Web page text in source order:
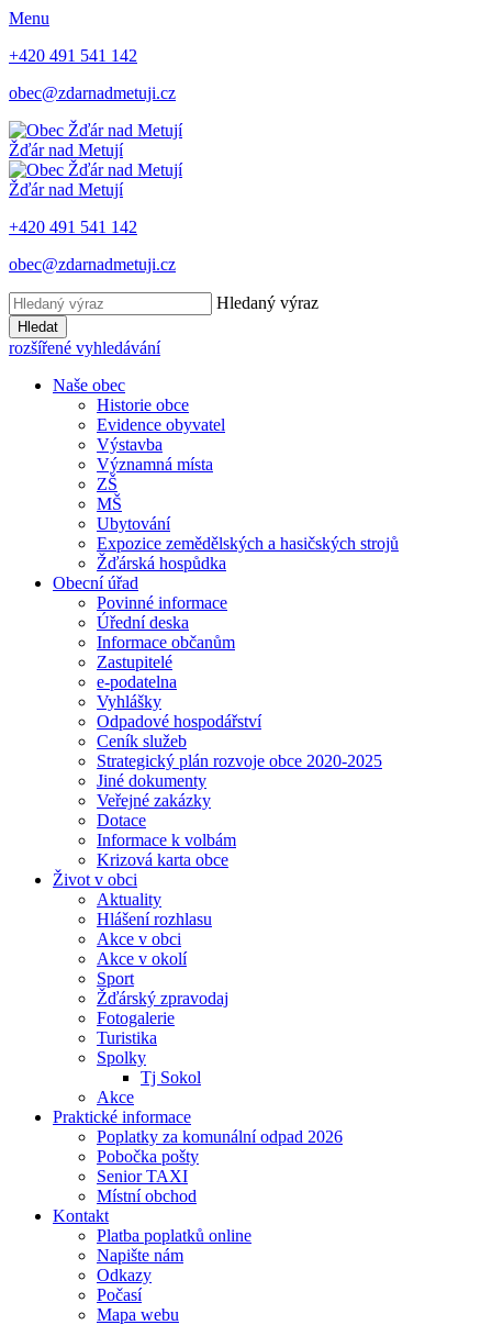
Menu
+420 491 541 142
obec@zdarnadmetuji.cz
Žďár nad Metují
Žďár nad Metují
+420 491 541 142
obec@zdarnadmetuji.cz
Hledaný výraz
Hledat
rozšířené vyhledávání
Naše obec
Historie obce
Evidence obyvatel
Výstavba
Významná místa
ZŠ
MŠ
Ubytování
Expozice zemědělských a hasičských strojů
Žďárská hospůdka
Obecní úřad
Povinné informace
Úřední deska
Informace občanům
Zastupitelé
e-podatelna
Vyhlášky
Odpadové hospodářství
Ceník služeb
Strategický plán rozvoje obce 2020-2025
Jiné dokumenty
Veřejné zakázky
Dotace
Informace k volbám
Krizová karta obce
Život v obci
Aktuality
Hlášení rozhlasu
Akce v obci
Akce v okolí
Sport
Žďárský zpravodaj
Fotogalerie
Turistika
Spolky
Tj Sokol
Akce
Praktické informace
Poplatky za komunální odpad 2026
Pobočka pošty
Senior TAXI
Místní obchod
Kontakt
Platba poplatků online
Napište nám
Odkazy
Počasí
Mapa webu